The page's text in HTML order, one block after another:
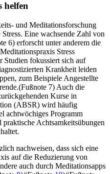
helfen
und Meditationsforschung
Eine wachsende Zahl von
6) erforscht unter anderem die
Stress
Studien fokussiert sich auf
Krankheit leiden
zum Beispiele Angestellte
7) Auch die
Kurse in
(ABSR) wird häufig
achtwöchiges Programm
Achtsamkeitsübungen
nachweisen, dass sich eine
auf die Reduzierung von
auch durch Meditationsapps